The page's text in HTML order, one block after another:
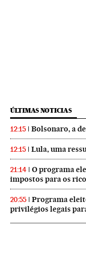
ÚLTIMAS NOTICIAS
12:15 Bolsonaro, a
12:15 Lula, uma
21:14
O programa
impostos para os
20:55
Programa
privilégios legais